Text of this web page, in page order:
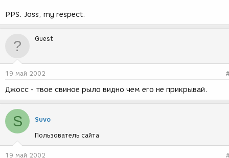
PPS. Joss, my respect.
Guest
19 май 2002
Джосс - твое свиное рыло видно чем его не прикрывай.
S Suvo
Пользователь сайта
19 май 2002